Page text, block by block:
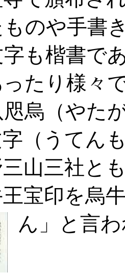
のや手書
も楷書で
たり様々
烏（やた
字（うてん
三山三社と
宝印を烏
ん」と言